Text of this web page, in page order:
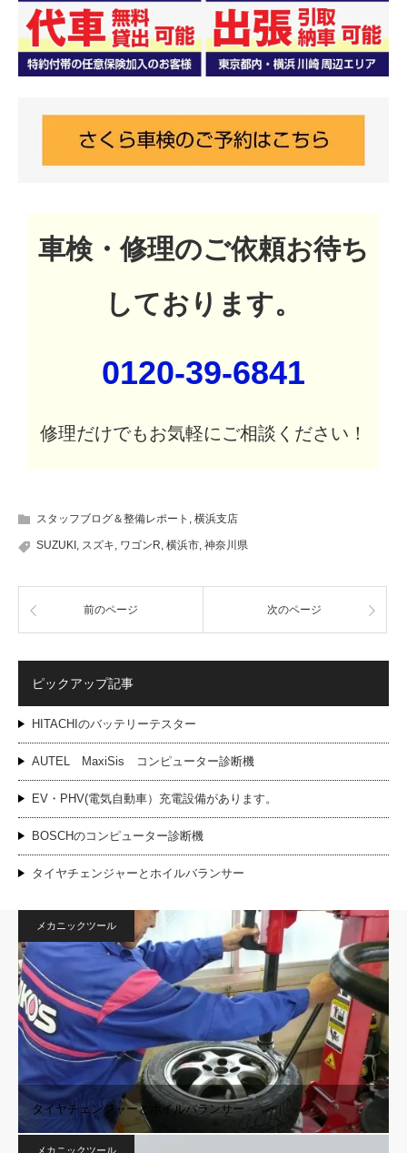
車検・修理のご依頼お待ち
しております。
0120-39-6841
修理だけでもお気軽にご相談ください！
スタッフブログ＆整備レポート , 横浜支店
SUZUKI , スズキ, ワゴンR, 横浜市, 神奈川県
前のページ 次のページ
ピックアップ記事
HITACHIのバッテリーテスター
AUTEL MaxiSis コンピューター診断機
EV・PHV(電気自動車）充電設備があります。
BOSCHのコンピューター診断機
タイヤチェンジャーとホイルバランサー
メカニックツール
タイヤチェンジャーとホイルバランサー
メカニックツール